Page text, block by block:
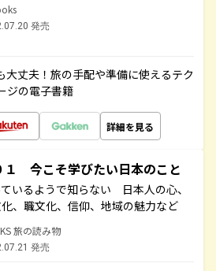
発売
大丈夫！旅の手配や準備に使えるテク
ジの電子書籍
詳細を見る
１ 今こそ学びたい日本のこと
いるようで知らない 日本人の心、
、職文化、信仰、地域の魅力など
旅の読み物
発売